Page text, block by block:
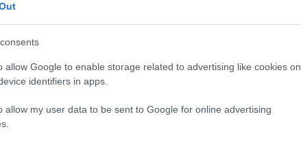
allow Google to enable storage related to advertising like cookies on
identifiers in apps.
allow my user data to be sent to Google for online advertising
Κόσμος|11.12.2025 08:06
Πιστοποιητικό ψηφιακών
φρονημάτων για τις ΗΠΑ: Με